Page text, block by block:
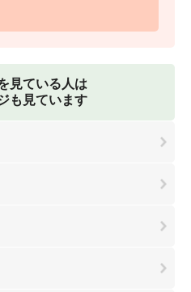
見ている人は
も見ています